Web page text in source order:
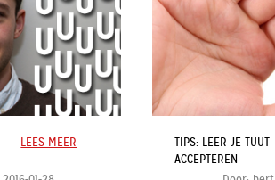
LEES MEER
TIPS: LEER JE TUUT
ACCEPTEREN